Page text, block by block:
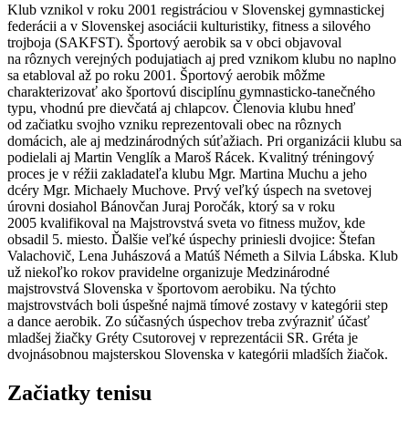
Klub vznikol v roku 2001 registráciou v Slovenskej gymnastickej
federácii a v Slovenskej asociácii kulturistiky, fitness a silového
trojboja (SAKFST). Športový aerobik sa v obci objavoval
na rôznych verejných podujatiach aj pred vznikom klubu no naplno
sa etabloval až po roku 2001. Športový aerobik môžme
charakterizovať ako športovú disciplínu gymnasticko-tanečného
typu, vhodnú pre dievčatá aj chlapcov. Členovia klubu hneď
od začiatku svojho vzniku reprezentovali obec na rôznych
domácich, ale aj medzinárodných súťažiach. Pri organizácii klubu sa
podielali aj Martin Venglík a Maroš Rácek. Kvalitný tréningový
proces je v réžii zakladateľa klubu Mgr. Martina Muchu a jeho
dcéry Mgr. Michaely Muchove. Prvý veľký úspech na svetovej
úrovni dosiahol Bánovčan Juraj Poročák, ktorý sa v roku
2005 kvalifikoval na Majstrovstvá sveta vo fitness mužov, kde
obsadil 5. miesto. Ďalšie veľké úspechy priniesli dvojice: Štefan
Valachovič, Lena Juhászová a Matúš Németh a Silvia Lábska. Klub
už niekoľko rokov pravidelne organizuje Medzinárodné
majstrovstvá Slovenska v športovom aerobiku. Na týchto
majstrovstvách boli úspešné najmä tímové zostavy v kategórii step
a dance aerobik. Zo súčasných úspechov treba zvýrazniť účasť
mladšej žiačky Gréty Csutorovej v reprezentácii SR. Gréta je
dvojnásobnou majsterskou Slovenska v kategórii mladších žiačok.
Začiatky tenisu